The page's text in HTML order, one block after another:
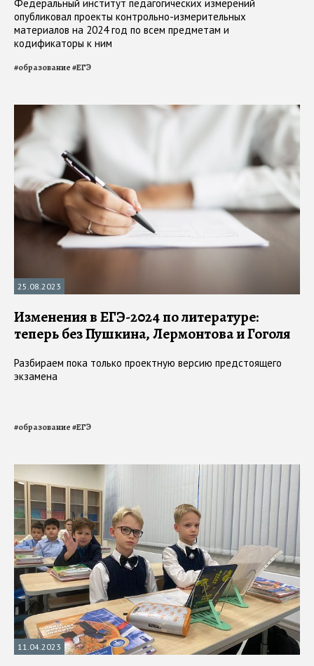
Федеральный институт педагогических измерений
опубликовал проекты контрольно-измерительных
материалов на 2024 год по всем предметам и
кодификаторы к ним
#образование#ЕГЭ
25.08.2023
Изменения в ЕГЭ-2024 по литературе:
теперь без Пушкина, Лермонтова и Гоголя
Разбираем пока только проектную версию предстоящего
экзамена
#образование#ЕГЭ
11.04.2023